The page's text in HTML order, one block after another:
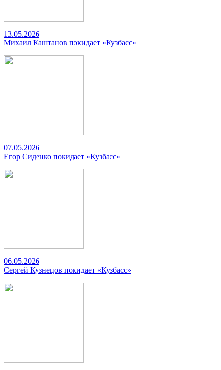
13.05.2026
Михаил Каштанов покидает «Кузбасс»
07.05.2026
Егор Сиденко покидает «Кузбасс»
06.05.2026
Сергей Кузнецов покидает «Кузбасс»